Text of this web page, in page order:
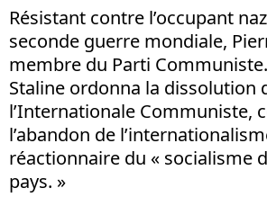
Résistant contre l’occupant
seconde guerre mondiale,
membre du Parti
Staline ordonna la dissolution
l’Internationale Communiste,
l’abandon de
réactionnaire du « socialisme
pays. »